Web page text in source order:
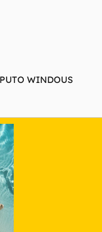
WINDOUS